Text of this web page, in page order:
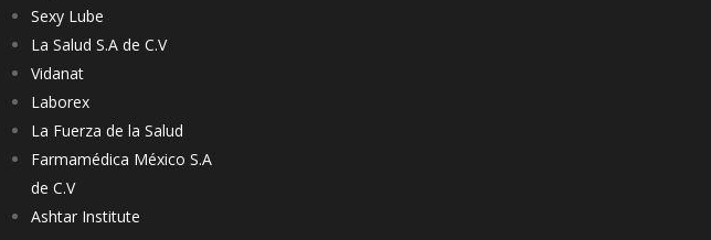
Sexy Lube
La Salud S.A de C.V
Vidanat
Laborex
La Fuerza de la Salud
Farmamédica México S.A
de C.V
Ashtar Institute